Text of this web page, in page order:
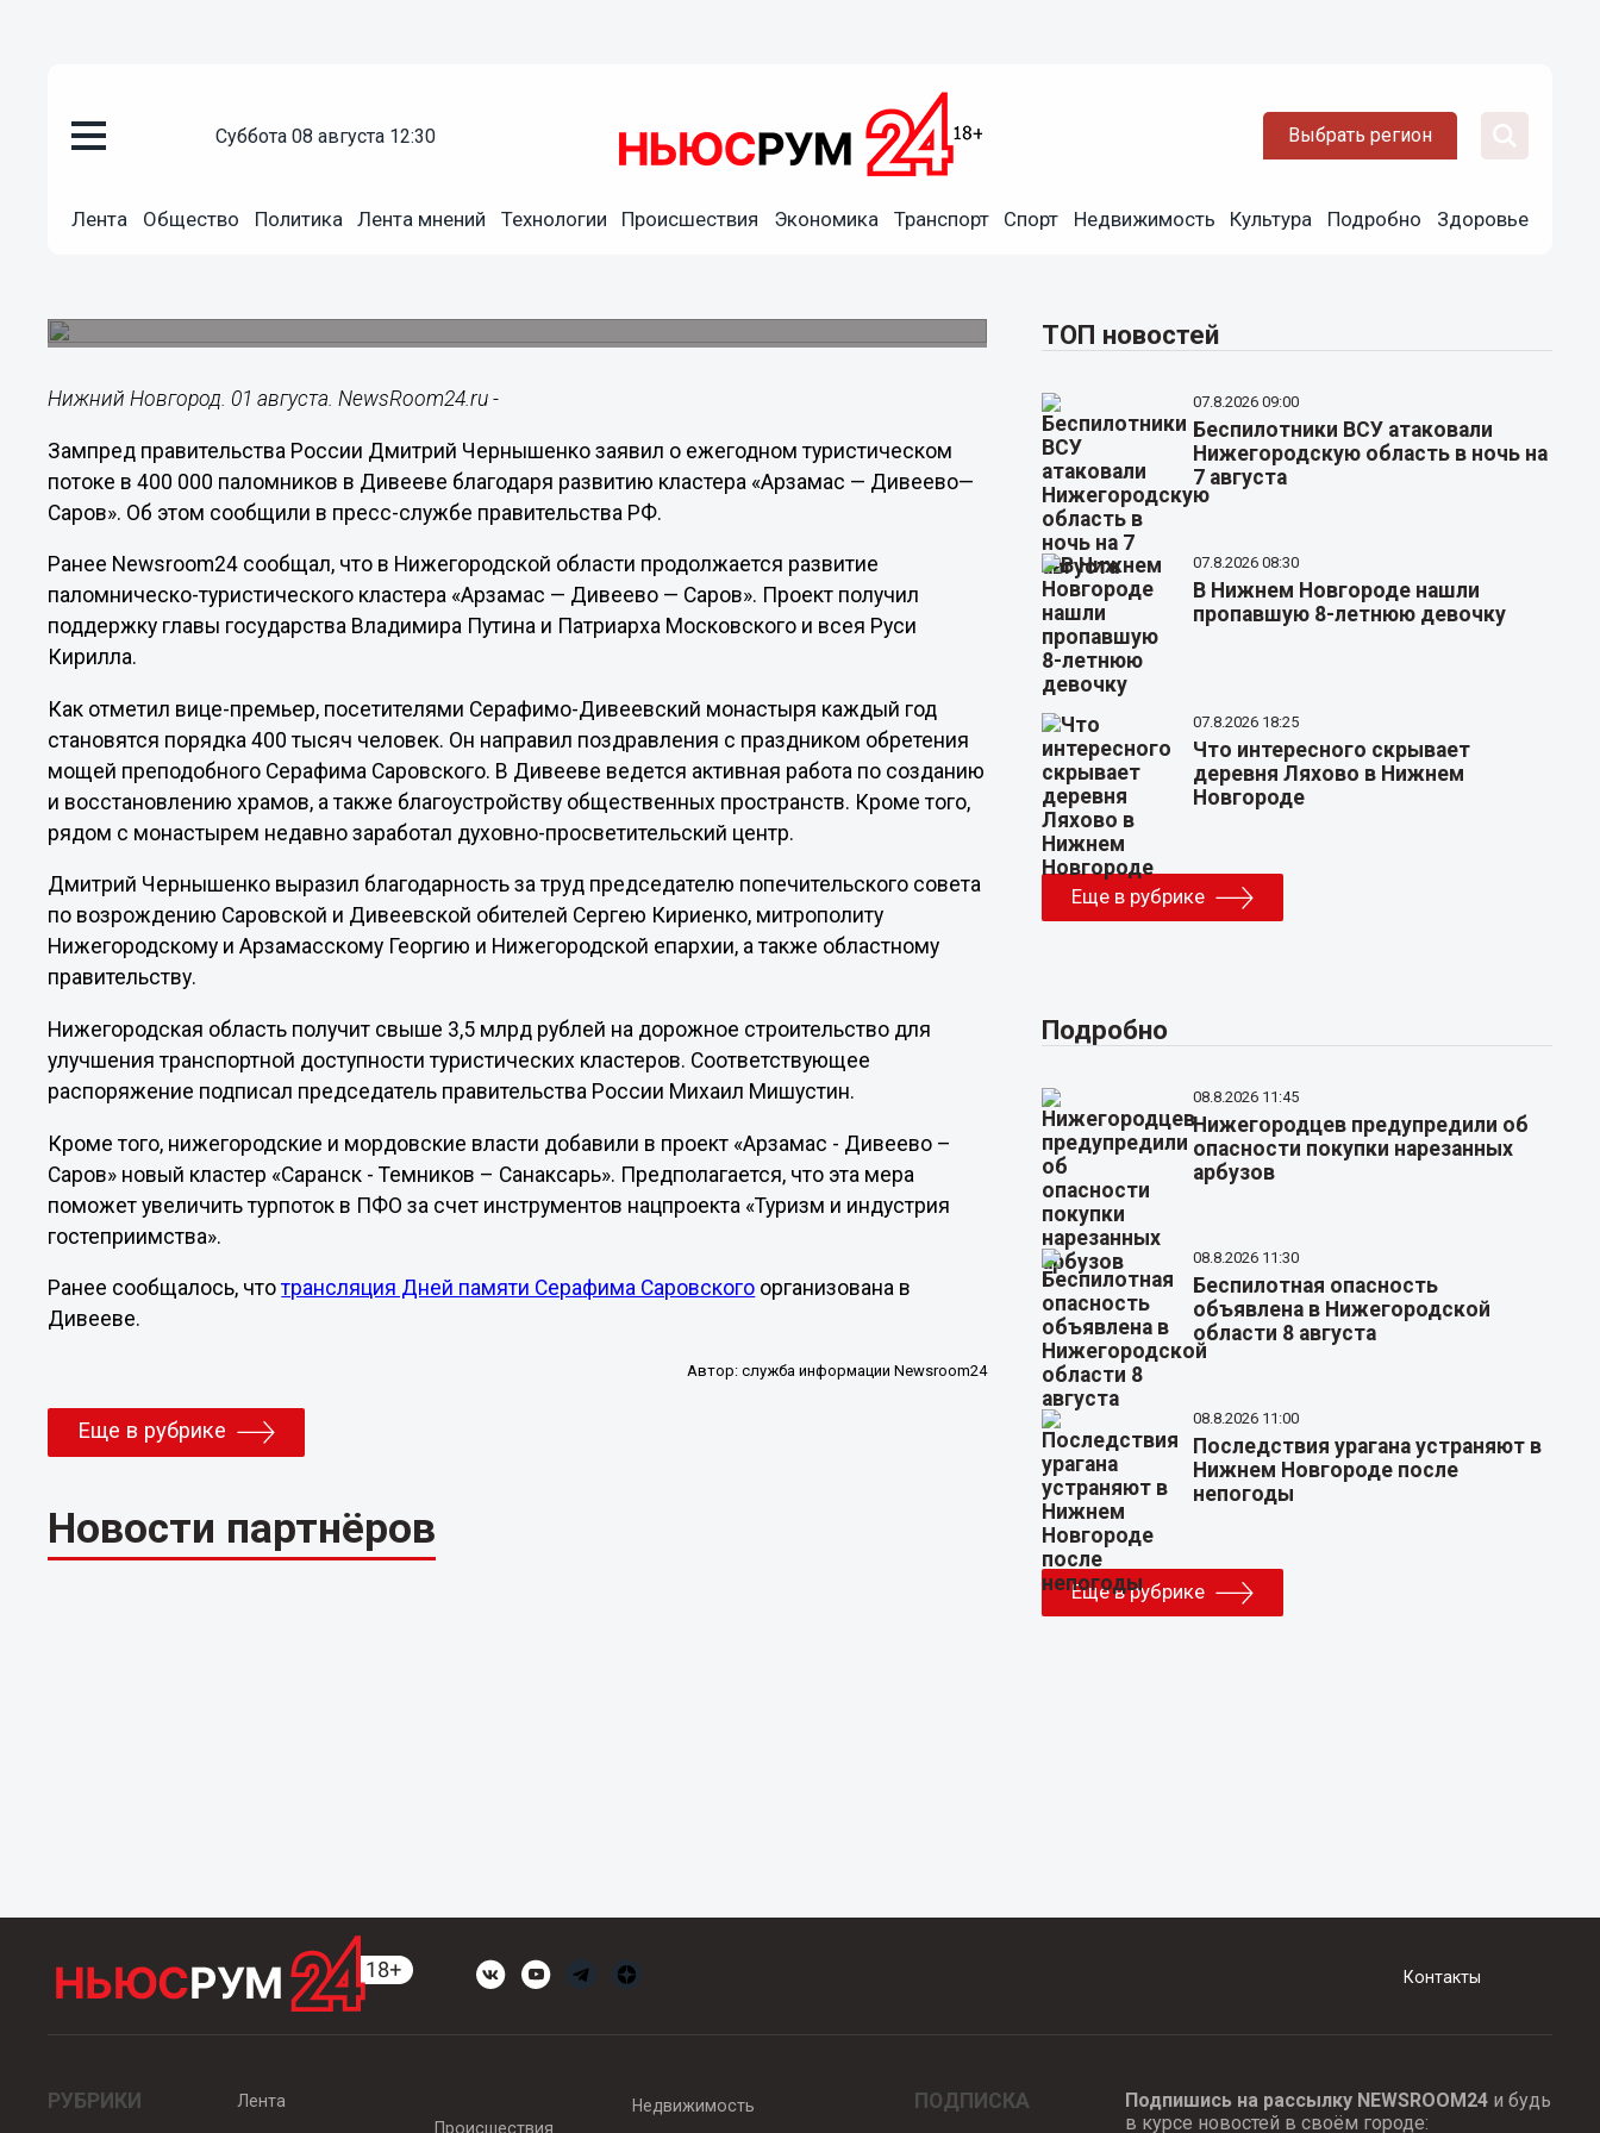
суббота 08 августа 12:30 Выбрать регион
Лента Общество Политика Лента мнений Технологии Происшествия Экономика Транспорт Спорт Недвижимость Культура Подробно Здоровье
Чернышенко заявил о ежегодном турпотоке в 400 тысяч
Нижний Новгород. 01 августа. NewsRoom24.ru -
Зампред правительства России Дмитрий Чернышенко заявил о ежегодном туристическом
потоке в 400 000 паломников в Дивееве благодаря развитию кластера «Арзамас — Дивеево—
Саров». Об этом сообщили в пресс-службе правительства РФ.
Ранее Newsroom24 сообщал, что в Нижегородской области продолжается развитие
паломническо-туристического кластера «Арзамас — Дивеево — Саров». Проект получил
поддержку главы государства Владимира Путина и Патриарха Московского и всея Руси
Кирилла.
Как отметил вице-премьер, посетителями Серафимо-Дивеевский монастыря каждый год
становятся порядка 400 тысяч человек. Он направил поздравления с праздником обретения
мощей преподобного Серафима Саровского. В Дивееве ведется активная работа по созданию
и восстановлению храмов, а также благоустройству общественных пространств. Кроме того,
рядом с монастырем недавно заработал духовно-просветительский центр.
Дмитрий Чернышенко выразил благодарность за труд председателю попечительского совета
по возрождению Саровской и Дивеевской обителей Сергею Кириенко, митрополиту
Нижегородскому и Арзамасскому Георгию и Нижегородской епархии, а также областному
правительству.
Нижегородская область получит свыше 3,5 млрд рублей на дорожное строительство для
улучшения транспортной доступности туристических кластеров. Соответствующее
распоряжение подписал председатель правительства России Михаил Мишустин.
Кроме того, нижегородские и мордовские власти добавили в проект «Арзамас - Дивеево –
Саров» новый кластер «Саранск - Темников – Санаксарь». Предполагается, что эта мера
поможет увеличить турпоток в ПФО за счет инструментов нацпроекта «Туризм и индустрия
гостеприимства».
Ранее сообщалось, чтотрансляция Дней памяти Серафима Саровского организована в
Дивееве.
Автор: служба информации Newsroom24
Еще в рубрике
Новости партнёров
ТОП новостей
07.8.2026 09:00
Беспилотники ВСУ атаковали
Нижегородскую область в ночь на
7 августа
07.8.2026 08:30
В Нижнем Новгороде нашли
пропавшую 8-летнюю девочку
07.8.2026 18:25
Что интересного скрывает
деревня Ляхово в Нижнем
Новгороде
Еще в рубрике
Подробно
08.8.2026 11:45
Нижегородцев предупредили об
опасности покупки нарезанных
арбузов
08.8.2026 11:30
Беспилотная опасность
объявлена в Нижегородской
области 8 августа
08.8.2026 11:00
Последствия урагана устраняют в
Нижнем Новгороде после
непогоды
Еще в рубрике
Контакты
РУБРИКИ
Лента
Происшествия
Недвижимость ПОДПИСКА Подпишись на рассылку NEWSROOM24и будь
в курсе новостей в своём городе: